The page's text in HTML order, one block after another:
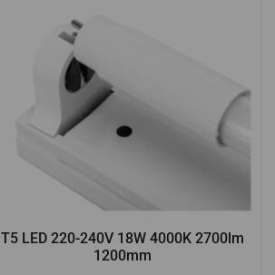
T5 LED 220-240V 18W 4000K 2700lm
1200mm